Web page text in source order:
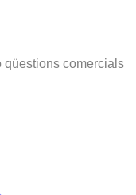
qüestions comercials